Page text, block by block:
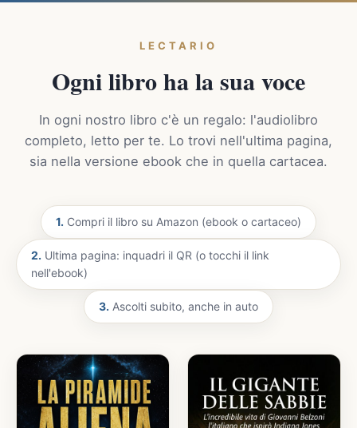
LECTARIO
Ogni libro ha la sua voce
In ogni nostro libro c'è un regalo: l'audiolibro
completo, letto per te. Lo trovi nell'ultima pagina,
sia nella versione ebook che in quella cartacea.
1. Compri il libro su Amazon (ebook o cartaceo)
2. Ultima pagina: inquadri il QR (o tocchi il link
nell'ebook)
3. Ascolti subito, anche in auto